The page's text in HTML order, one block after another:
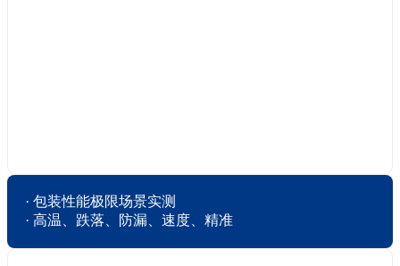
· 包装性能极限场景实测
· 高温、跌落、防漏、速度、精准